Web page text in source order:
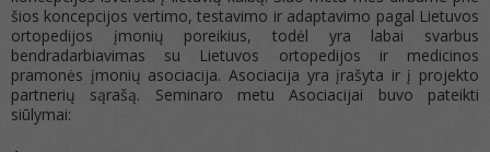
šios koncepcijos vertimo, testavimo ir adaptavimo pagal Lietuvos
ortopedijos įmonių poreikius, todėl yra labai svarbus
bendradarbiavimas su Lietuvos ortopedijos ir medicinos
pramonės įmonių asociacija. Asociacija yra įrašyta ir į projekto
partnerių sąrašą. Seminaro metu Asociacijai buvo pateikti
siūlymai: